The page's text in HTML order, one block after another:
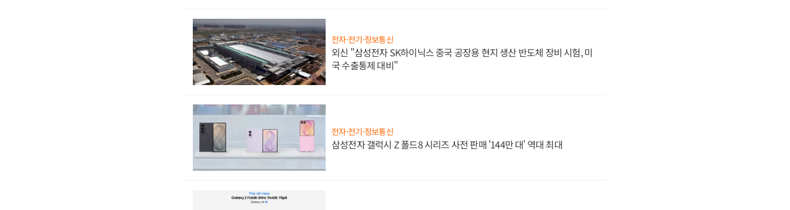
전자·전기·정보통신
외신 "삼성전자 SK하이닉스 중국 공장용 현지 생산 반도체 장비 시험, 미
국 수출통제 대비"
전자·전기·정보통신
삼성전자 갤럭시 Z 폴드8 시리즈 사전 판매 '144만 대' 역대 최대